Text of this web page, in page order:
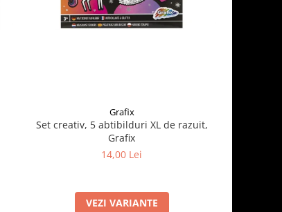
Grafix
Set creativ, 5 abtibilduri XL de razuit,
Grafix
14,00 Lei
VEZI VARIANTE